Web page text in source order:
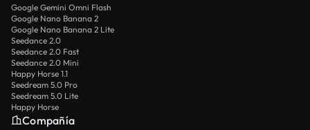
Google Gemini Omni Flash
Google Nano Banana 2
Google Nano Banana 2 Lite
Seedance 2.0
Seedance 2.0 Fast
Seedance 2.0 Mini
Happy Horse 1.1
Seedream 5.0 Pro
Seedream 5.0 Lite
Happy Horse
Compañía